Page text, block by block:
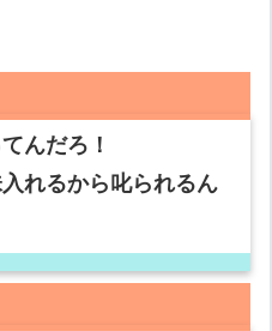
んだろ！
れるから叱られるん